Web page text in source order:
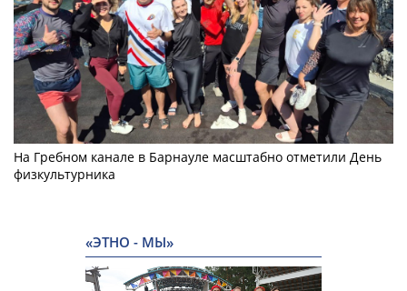
На Гребном канале в Барнауле масштабно отметили День
физкультурника
«ЭТНО - МЫ»